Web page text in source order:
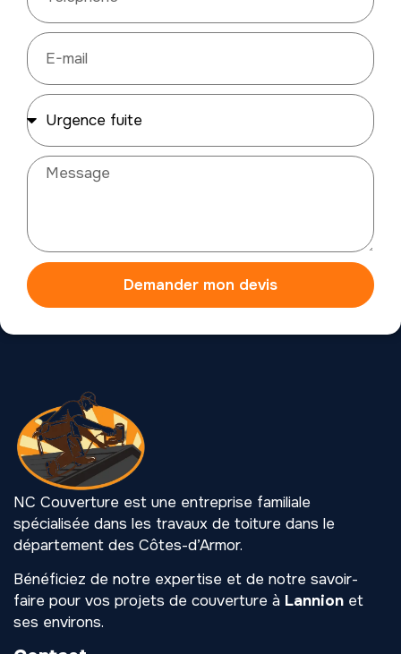
Demander mon devis
NC Couverture est une entreprise familiale
spécialisée dans les travaux de toiture dans le
département des Côtes-d’Armor.
Bénéficiez de notre expertise et de notre savoir-
faire pour vos projets de couverture à Lannion et
ses environs.